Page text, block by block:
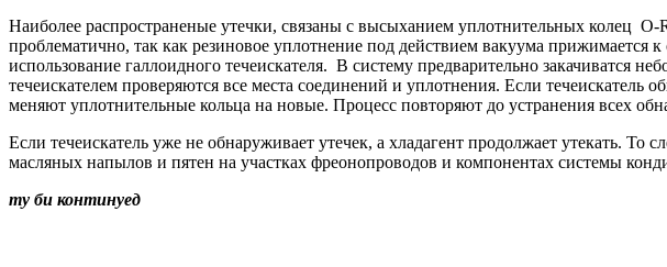
Наиболее распространеные утечки, связаны с высыханием уплотнительных колец
проблематично, так как резиновое уплотнение под действием вакуума
использование галлоидного течеискателя. В систему предварительно закачиватся
течеискателем проверяются все места соединений и уплотнения. Если течеискатель
меняют уплотнительные кольца на новые. Процесс повторяют до устранения всех
Если течеискатель уже не обнаруживает утечек, а хладагент продолжает утекать.
масляных напылов и пятен на участках фреонопроводов и компонентах системы
ту би континуед